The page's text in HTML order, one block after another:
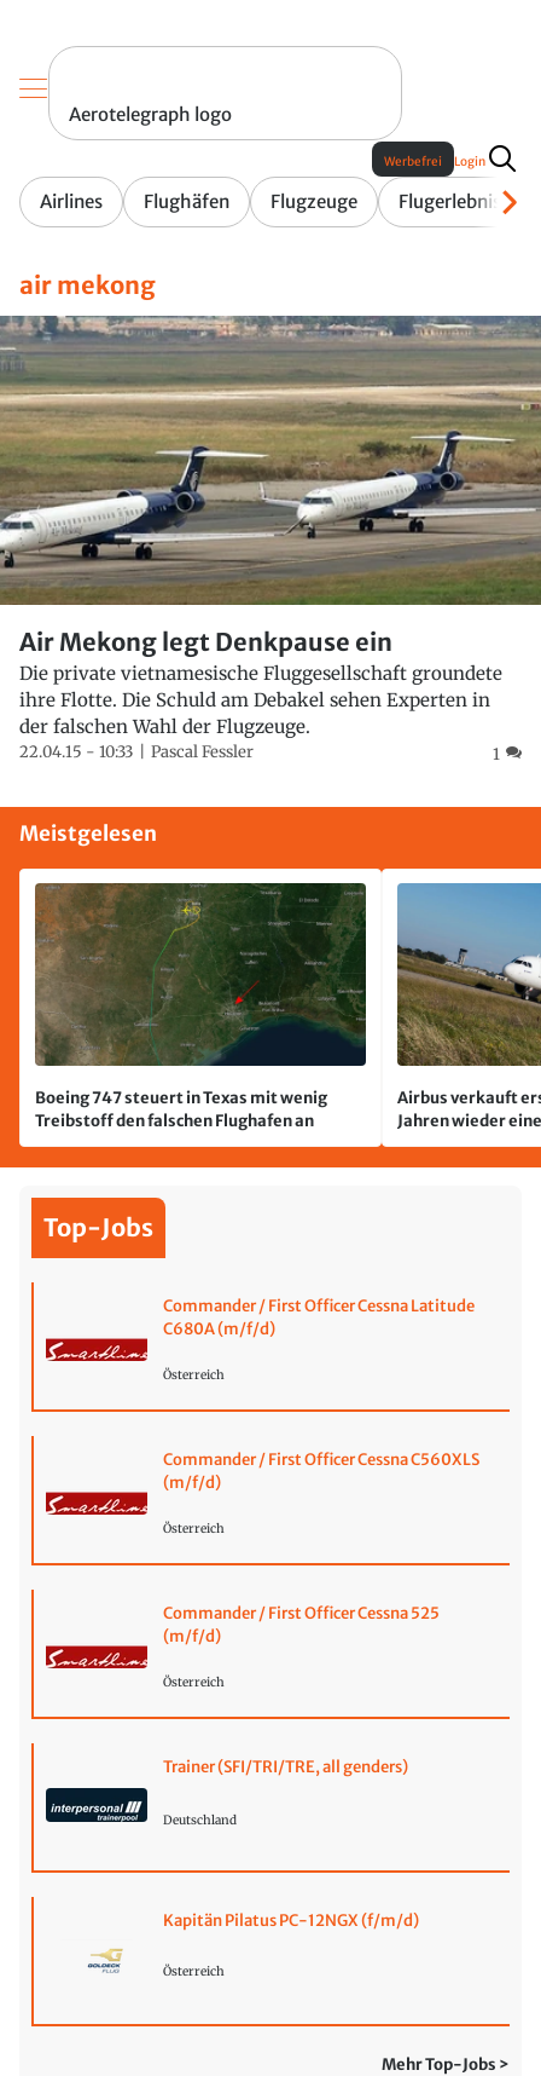
Aerotelegraph logo
Airlines Flughäfen Flugzeuge Flugerlebnis
Werbefrei Login
air mekong
Air Mekong legt Denkpause ein
Die private vietnamesische Fluggesellschaft groundete
ihre Flotte. Die Schuld am Debakel sehen Experten in
der falschen Wahl der Flugzeuge.
22.04.15 - 10:33 Pascal Fessler 1
Meistgelesen
Boeing 747 steuert in Texas mit wenig
Treibstoff den falschen Flughafen an
Airbus verkauft
Jahren wieder
Top-Jobs
Commander / First Officer Cessna Latitude
C680A (m/f/d)
Österreich
Commander / First Officer Cessna C560XLS
(m/f/d)
Österreich
Commander / First Officer Cessna 525
(m/f/d)
Österreich
Trainer (SFI/TRI/TRE, all genders)
Deutschland
Kapitän Pilatus PC-12NGX (f/m/d)
Österreich
Mehr Top-Jobs >